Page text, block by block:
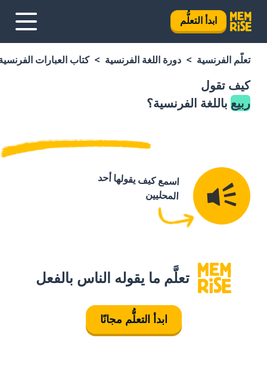
ابدأ التعلُّم
تعلَّم الفرنسية دورة اللغة الفرنسية كتاب العبارات
كيف تقول
ربيع باللغة الفرنسية؟
اسمع كيف يقولها أحد
المحليين
تعلَّم ما يقوله الناس بالفعل
ابدأ التعلُّم مجانًا